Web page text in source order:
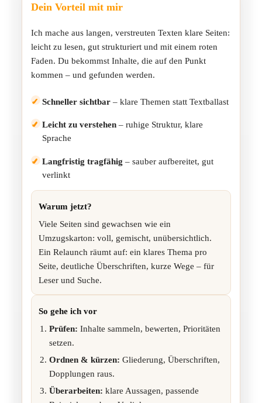
Dein Vorteil mit mir
Ich mache aus langen, verstreuten Texten klare Seiten:
leicht zu lesen, gut strukturiert und mit einem roten
Faden. Du bekommst Inhalte, die auf den Punkt
kommen – und gefunden werden.
✓ Schneller sichtbar– klare Themen statt Textballast
✓ Leicht zu verstehen– ruhige Struktur, klare
Sprache
✓ Langfristig tragfähig – sauber aufbereitet, gut
verlinkt
Warum jetzt?
Viele Seiten sind gewachsen wie ein
Umzugskarton: voll, gemischt, unübersichtlich.
Ein Relaunch räumt auf: ein klares Thema pro
Seite, deutliche Überschriften, kurze Wege – für
Leser und Suche.
So gehe ich vor
Prüfen: Inhalte sammeln, bewerten, Prioritäten
setzen.
Ordnen & kürzen: Gliederung, Überschriften,
Dopplungen raus.
Überarbeiten: klare Aussagen, passende